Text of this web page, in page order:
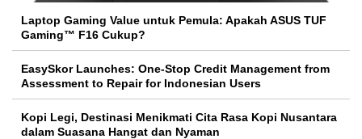
Laptop Gaming Value untuk Pemula: Apakah ASUS TUF
Gaming™ F16 Cukup?
EasySkor Launches: One-Stop Credit Management from
Assessment to Repair for Indonesian Users
Kopi Legi, Destinasi Menikmati Cita Rasa Kopi Nusantara
dalam Suasana Hangat dan Nyaman